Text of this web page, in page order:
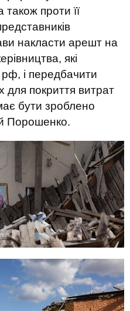
також проти її
накласти арешт на
які
і передбачити
для покриття витрат
бути зроблено
Порошенко.